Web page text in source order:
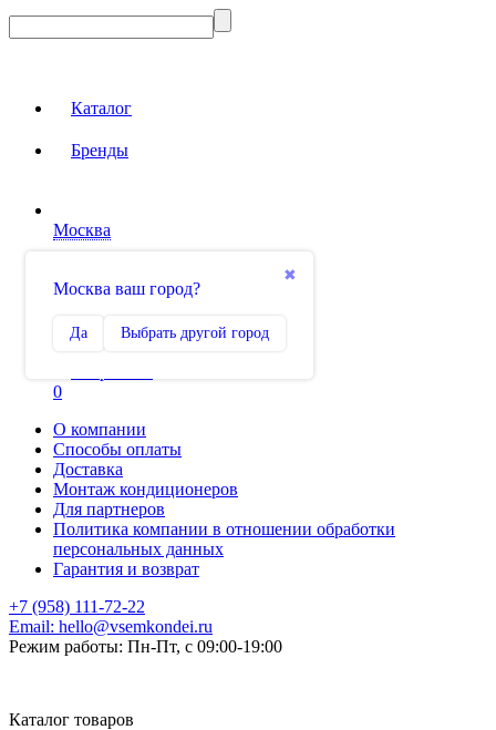
Каталог
Бренды
Москва
✖
Москва ваш город?
Да Выбрать другой город
Сравнение
0
О компании
Способы оплаты
Доставка
Монтаж кондиционеров
Для партнеров
Политика компании в отношении обработки
персональных данных
Гарантия и возврат
+7 (958) 111-72-22
Email: hello@vsemkondei.ru
Режим работы: Пн-Пт, с 09:00-19:00
Каталог товаров